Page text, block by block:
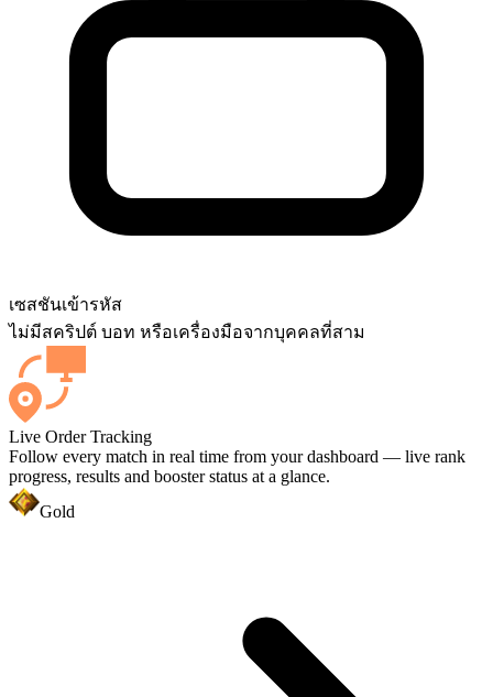
เซสชันเข้ารหัส
ไม่มีสคริปต์ บอท หรือเครื่องมือจากบุคคลที่สาม
Live Order Tracking
Follow every match in real time from your dashboard — live rank
progress, results and booster status at a glance.
Gold